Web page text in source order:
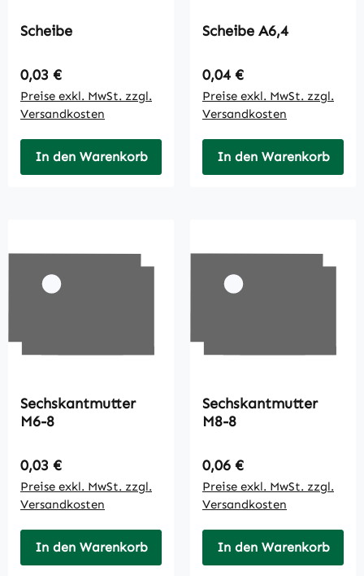
Scheibe
Regulärer Preis:
0,03 €
Preise exkl. MwSt. zzgl.
Versandkosten
In den Warenkorb
Scheibe A6,4
Regulärer Preis:
0,04 €
Preise exkl. MwSt. zzgl.
Versandkosten
In den Warenkorb
Sechskantmutter
M6-8
Regulärer Preis:
0,03 €
Preise exkl. MwSt. zzgl.
Versandkosten
In den Warenkorb
Sechskantmutter
M8-8
Regulärer Preis:
0,06 €
Preise exkl. MwSt. zzgl.
Versandkosten
In den Warenkorb